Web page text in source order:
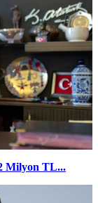
Milyon TL...